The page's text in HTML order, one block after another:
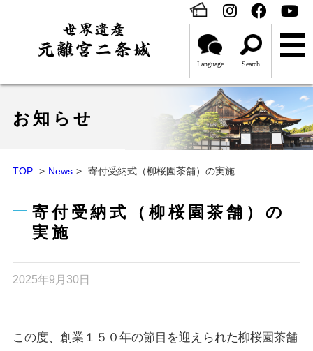
Language Search
お知らせ
TOP News 寄付受納式（柳桜園茶舗）の実施
寄付受納式（柳桜園茶舗）の
実施
2025年9月30日
この度、創業１５０年の節目を迎えられた柳桜園茶舗